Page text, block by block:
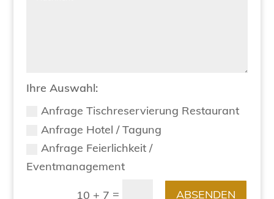
Ihre Auswahl:
Anfrage Tischreservierung Restaurant
Anfrage Hotel / Tagung
Anfrage Feierlichkeit /
Eventmanagement
10 + 7 = ABSENDEN